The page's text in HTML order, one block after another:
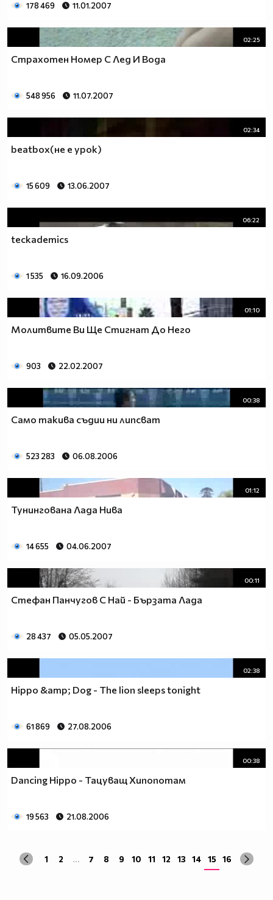
178 469 11.01.2007
02:25
Страхотен Номер С Лед И Вода
548 956 11.07.2007
02:34
beatbox(не е урок)
15 609 13.06.2007
06:22
teckademics
1 535 16.09.2006
01:10
Молитвите Ви Ще Стигнат До Него
903 22.02.2007
00:38
Само такива съдии ни липсват
523 283 06.08.2006
01:12
Тунингована Лада Нива
14 655 04.06.2007
00:11
Стефан Панчугов С Най - Бързата Лада
28 437 05.05.2007
02:38
Hippo &amp; Dog - The lion sleeps tonight
61 869 27.08.2006
00:38
Dancing Hippo - Тацуващ Хипопотам
19 563 21.08.2006
1 2 ... 7 8 9 10 11 12 13 14 15 16